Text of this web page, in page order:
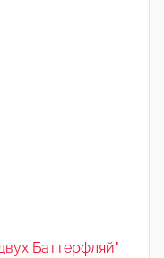
Баттерфляй"